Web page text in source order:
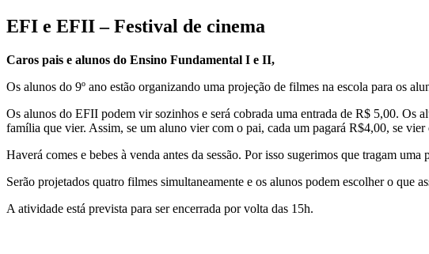
EFI e EFII – Festival de cinema
Caros pais e alunos do Ensino Fundamental I e II,
Os alunos do 9º ano estão organizando uma projeção de filmes na escola para os
Os alunos do EFII podem vir sozinhos e será cobrada uma entrada de R$ 5,00. Os
família que vier. Assim, se um aluno vier com o pai, cada um pagará R$4,00, se
Haverá comes e bebes à venda antes da sessão. Por isso sugerimos que tragam
Serão projetados quatro filmes simultaneamente e os alunos podem escolher o
A atividade está prevista para ser encerrada por volta das 15h.